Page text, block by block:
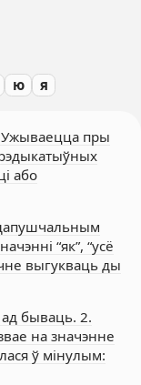
ю я
Ужываецца пры
або
“як”, “усё
выгукваць ды
ад бываць. 2.
на значэнне
ў мінулым: